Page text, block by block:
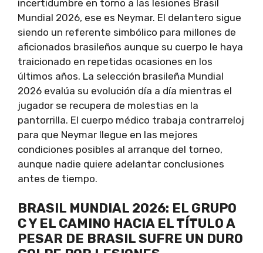
incertidumbre en torno a las lesiones Brasil
Mundial 2026, ese es Neymar. El delantero sigue
siendo un referente simbólico para millones de
aficionados brasileños aunque su cuerpo le haya
traicionado en repetidas ocasiones en los
últimos años. La selección brasileña Mundial
2026 evalúa su evolución día a día mientras el
jugador se recupera de molestias en la
pantorrilla. El cuerpo médico trabaja contrarreloj
para que Neymar llegue en las mejores
condiciones posibles al arranque del torneo,
aunque nadie quiere adelantar conclusiones
antes de tiempo.
BRASIL MUNDIAL 2026: EL GRUPO
C Y EL CAMINO HACIA EL TÍTULO A
PESAR DE BRASIL SUFRE UN DURO